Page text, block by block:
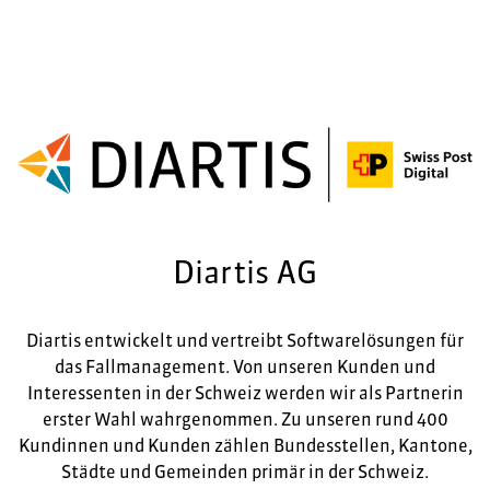
Diartis AG
Diartis entwickelt und vertreibt Softwarelösungen für
das Fallmanagement. Von unseren Kunden und
Interessenten in der Schweiz werden wir als Partnerin
erster Wahl wahrgenommen. Zu unseren rund 400
Kundinnen und Kunden zählen Bundesstellen, Kantone,
Städte und Gemeinden primär in der Schweiz.